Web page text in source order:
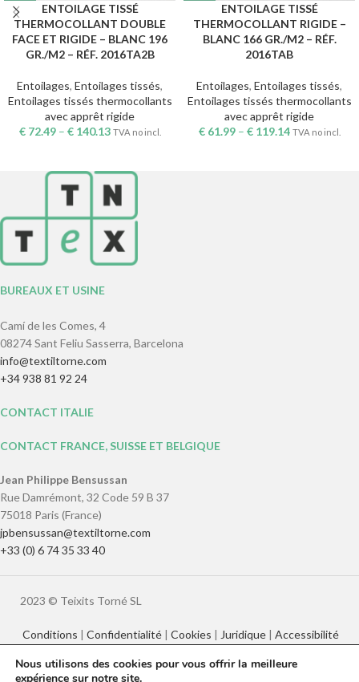
ENTOILAGE TISSÉ
THERMOCOLLANT DOUBLE
FACE ET RIGIDE – BLANC 196
GR./M2 – RÉF. 2016TA2B
Entoilages, Entoilages tissés,
Entoilages tissés thermocollants
avec apprêt rigide
€72.49– €140.13 TVA no incl.
ENTOILAGE TISSÉ
THERMOCOLLANT RIGIDE –
BLANC 166 GR./M2 – RÉF.
2016TAB
Entoilages, Entoilages tissés,
Entoilages tissés thermocollants
avec apprêt rigide
€61.99– €119.14 TVA no incl.
BUREAUX ET USINE
Camí de les Comes, 4
08274 Sant Feliu Sasserra, Barcelona
info@textiltorne.com
+34 938 81 92 24
CONTACT ITALIE
CONTACT FRANCE, SUISSE ET BELGIQUE
Jean Philippe Bensussan
Rue Damrémont, 32 Code 59 B 37
75018 Paris (France)
jpbensussan@textiltorne.com
+33 (0) 6 74 35 33 40
2023 © Teixits Torné SL
Conditions | Confidentialité| Cookies | Juridique| Accessibilité
Nous utilisons des cookies pour vous offrir la meilleure
expérience sur notre site.
Català English